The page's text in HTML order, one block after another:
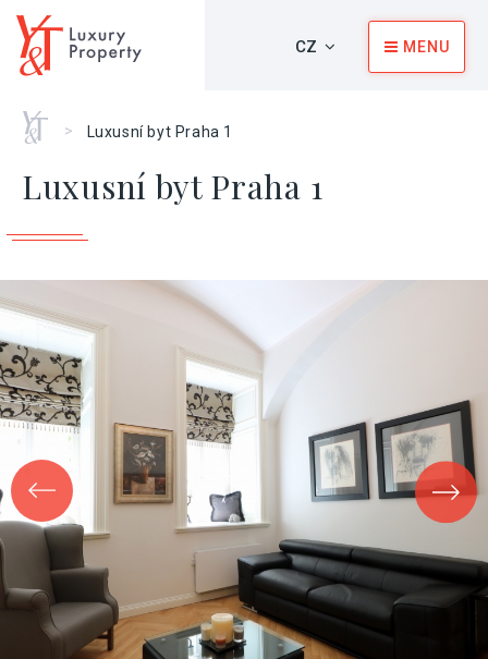
CZ MENU
Home
> Luxusní byt Praha 1
Luxusní byt Praha 1